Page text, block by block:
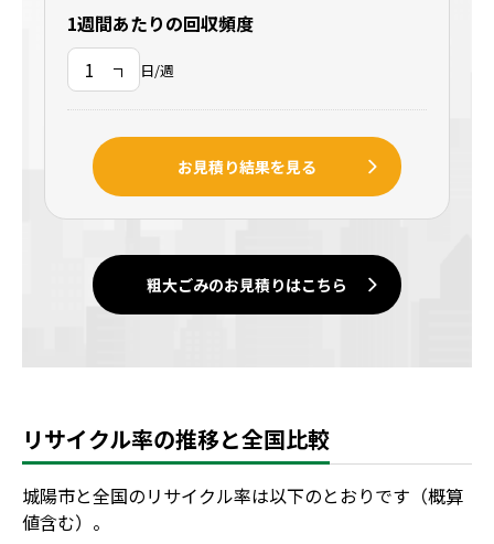
1週間あたりの回収頻度
日/週
お見積り結果を見る
粗大ごみのお見積りはこちら
リサイクル率の推移と全国比較
城陽市と全国のリサイクル率は以下のとおりです（概算
値含む）。